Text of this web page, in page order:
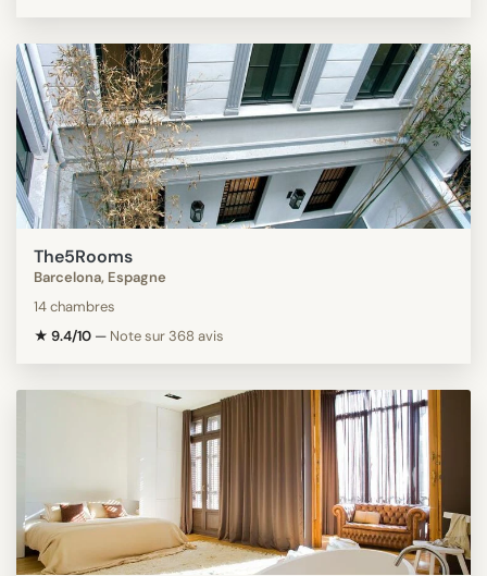
The5Rooms
Barcelona, Espagne
14 chambres
★ 9.4/10 — Note sur 368 avis